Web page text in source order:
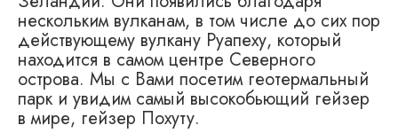
нескольким вулканам, в том числе до сих пор
действующему вулкану Руапеху, который
находится в самом центре Северного
острова. Мы с Вами посетим геотермальный
парк и увидим самый высокобьющий гейзер
в мире, гейзер Похуту.